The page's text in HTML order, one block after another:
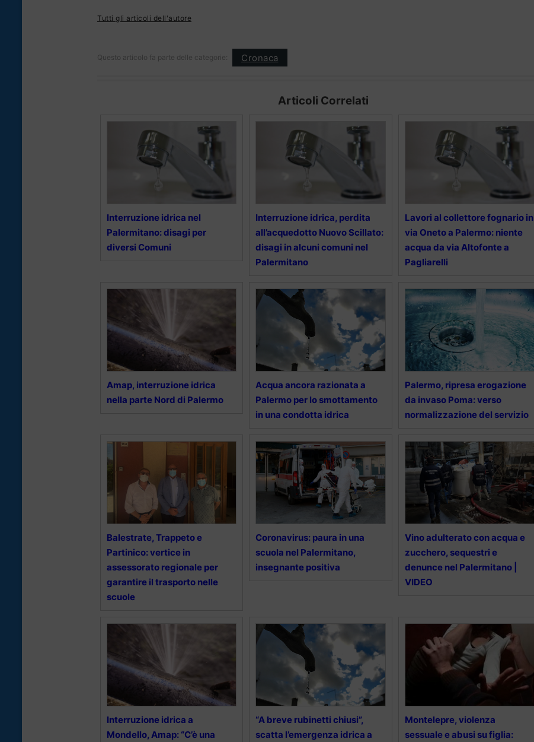
Tutti gli articoli dell'autore
Questo articolo fa parte delle categorie: Cronaca
Articoli Correlati
Interruzione idrica nel
Palermitano: disagi per
diversi Comuni
Interruzione idrica, perdita
all’acquedotto Nuovo Scillato:
disagi in alcuni comuni nel
Palermitano
Lavori al collettore fognario in
via Oneto a Palermo: niente
acqua da via Altofonte a
Pagliarelli
Amap, interruzione idrica
nella parte Nord di Palermo
Acqua ancora razionata a
Palermo per lo smottamento
in una condotta idrica
Palermo, ripresa erogazione
da invaso Poma: verso
normalizzazione del servizio
Balestrate, Trappeto e
Partinico: vertice in
assessorato regionale per
garantire il trasporto nelle
scuole
Coronavirus: paura in una
scuola nel Palermitano,
insegnante positiva
Vino adulterato con acqua e
zucchero, sequestri e
denunce nel Palermitano |
VIDEO
Interruzione idrica a
Mondello, Amap: “C’è una
“A breve rubinetti chiusi”,
scatta l’emergenza idrica a
Montelepre, violenza
sessuale e abusi su figlia: